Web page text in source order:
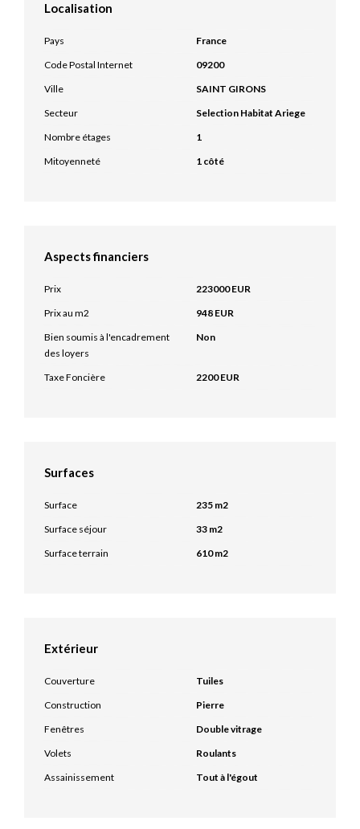
Localisation
Pays
France
Code Postal Internet
09200
Ville
SAINT GIRONS
Secteur
Selection Habitat Ariege
Nombre étages
1
Mitoyenneté
1 côté
Aspects financiers
Prix
223000 EUR
Prix au m2
948 EUR
Bien soumis à l'encadrement
des loyers
Non
Taxe Foncière 2200 EUR
Surfaces
Surface
235 m2
Surface séjour
33 m2
Surface terrain
610 m2
Extérieur
Couverture
Tuiles
Construction
Pierre
Fenêtres
Double vitrage
Volets
Roulants
Assainissement
Tout à l'égout